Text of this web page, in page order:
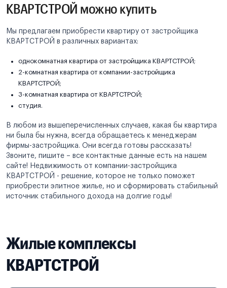
КВАРТСТРОЙ можно купить
Мы предлагаем приобрести квартиру от застройщика
КВАРТСТРОЙ в различных вариантах:
однокомнатная квартира от застройщика КВАРТСТРОЙ;
2-комнатная квартира от компании-застройщика
КВАРТСТРОЙ;
3-комнатная квартира от КВАРТСТРОЙ;
студия.
В любом из вышеперечисленных случаев, какая бы квартира
ни была бы нужна, всегда обращаетесь к менеджерам
фирмы-застройщика. Они всегда готовы рассказать!
Звоните, пишите – все контактные данные есть на нашем
сайте! Недвижимость от компании-застройщика
КВАРТСТРОЙ - решение, которое не только поможет
приобрести элитное жилье, но и сформировать стабильный
источник стабильного дохода на долгие годы!
Жилые комплексы
КВАРТСТРОЙ